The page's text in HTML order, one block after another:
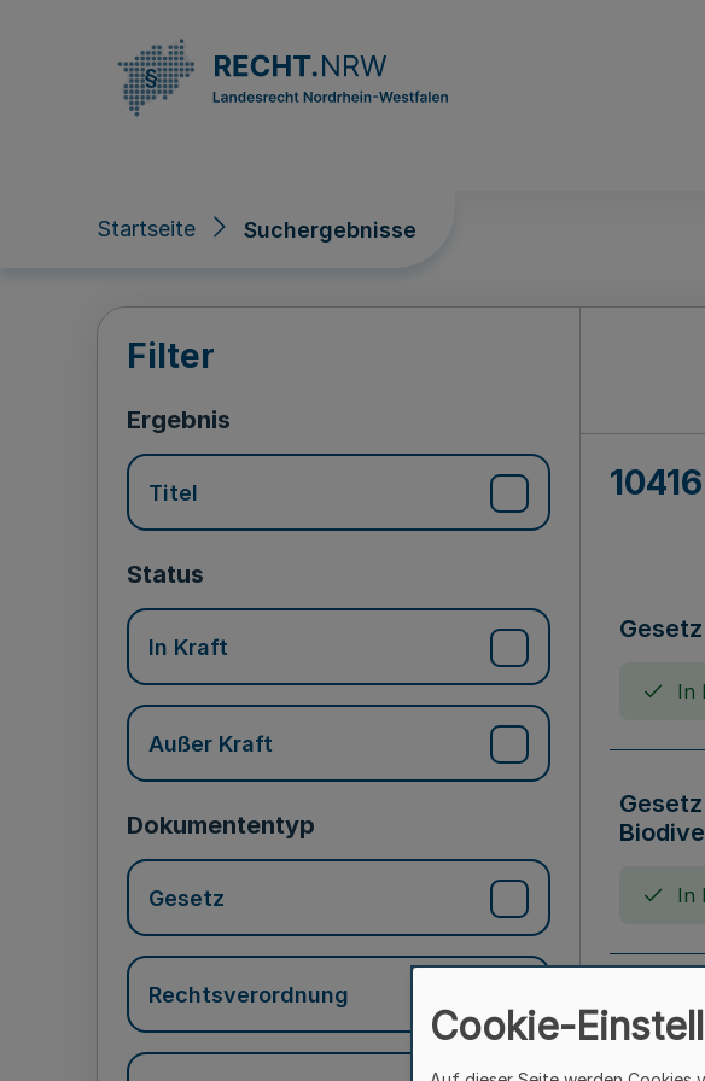
Startseite Suchergebnisse
Suchergebnisse
Filter
Ergebnis
Titel
Status
In Kraft
Außer Kraft
Dokumententyp
Gesetz
Rechtsverordnung
In
In
Cookie-